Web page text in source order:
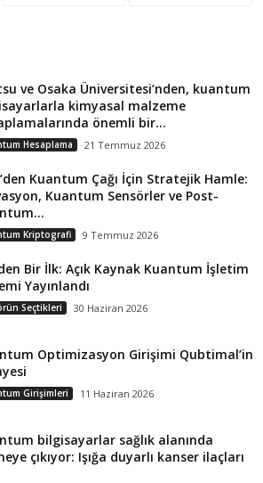
ve Osaka Üniversitesi’nden, kuantum
kimyasal malzeme
önemli bir...
Hesaplama 21 Temmuz 2026
Kuantum Çağı İçin Stratejik Hamle:
Kuantum Sensörler ve Post-
Kriptografi 9 Temmuz 2026
Bir İlk: Açık Kaynak Kuantum İşletim
Yayınlandı
Seçtikleri 30 Haziran 2026
Optimizasyon Girişimi Qubtimal’in
Girişimleri 11 Haziran 2026
bilgisayarlar sağlık alanında
çıkıyor: Işığa duyarlı kanser ilaçları